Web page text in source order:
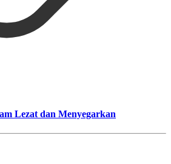
Lezat dan Menyegarkan